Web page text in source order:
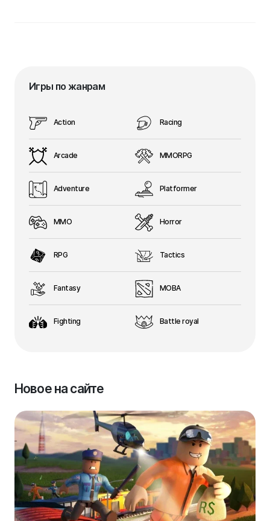
Игры по жанрам
Action
Arcade
Adventure
MMO
RPG
Fantasy
Fighting
Racing
MMORPG
Platformer
Horror
Tactics
MOBA
Battle royal
Новое на сайте